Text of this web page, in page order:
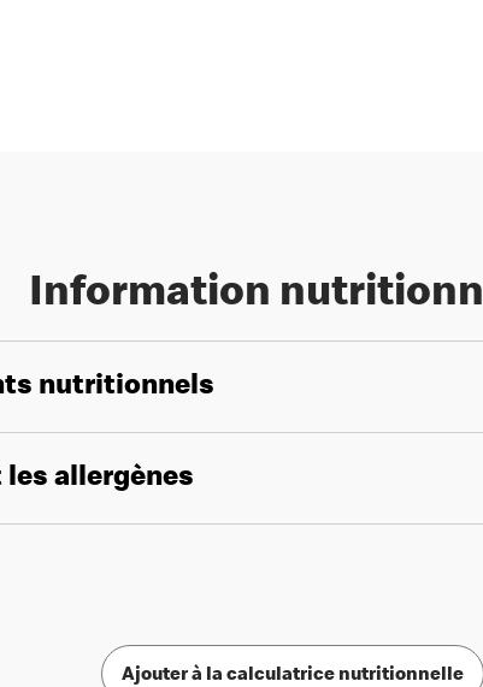
Information
nutritionnels
allergènes
Ajouter à la calculatrice nutritionnelle